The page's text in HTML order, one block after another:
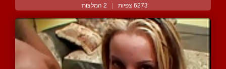
6273 צפיות | 2 המלצות